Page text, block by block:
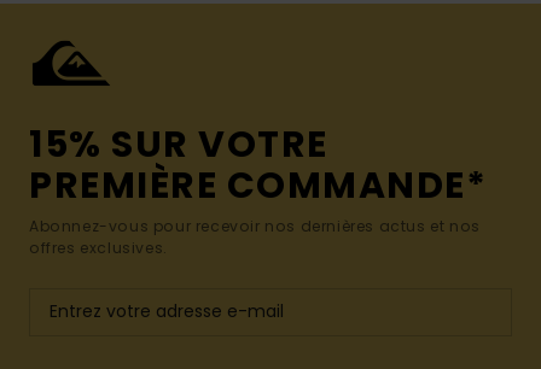
15% SUR VOTRE
PREMIÈRE COMMANDE*
Abonnez-vous pour recevoir nos dernières actus et nos
offres exclusives.